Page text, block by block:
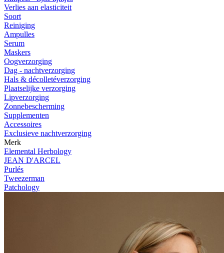
Verlies aan elasticiteit
Soort
Reiniging
Ampulles
Serum
Maskers
Oogverzorging
Dag - nachtverzorging
Hals & décolletéverzorging
Plaatselijke verzorging
Lipverzorging
Zonnebescherming
Supplementen
Accessoires
Exclusieve nachtverzorging
Merk
Elemental Herbology
JEAN D'ARCEL
Purlés
Tweezerman
Patchology